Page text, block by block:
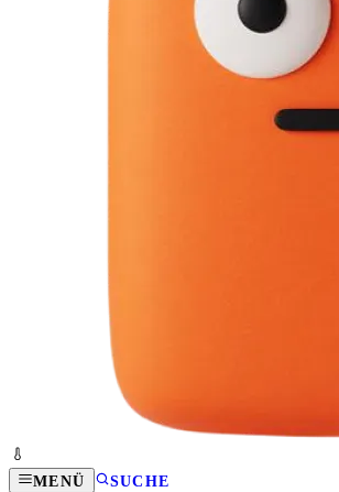
MENÜ SUCHE